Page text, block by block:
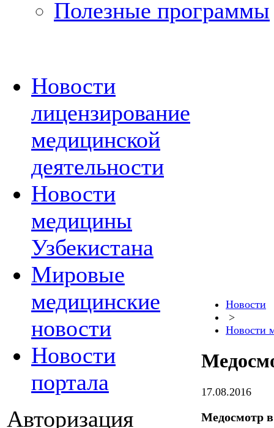
Полезные программы
Новости
лицензирование
медицинской
деятельности
Новости
медицины
Узбекистана
Мировые
медицинские
новости
Новости
портала
Авторизация
Новости
>
Новости
17.08.2016
Медосмотр